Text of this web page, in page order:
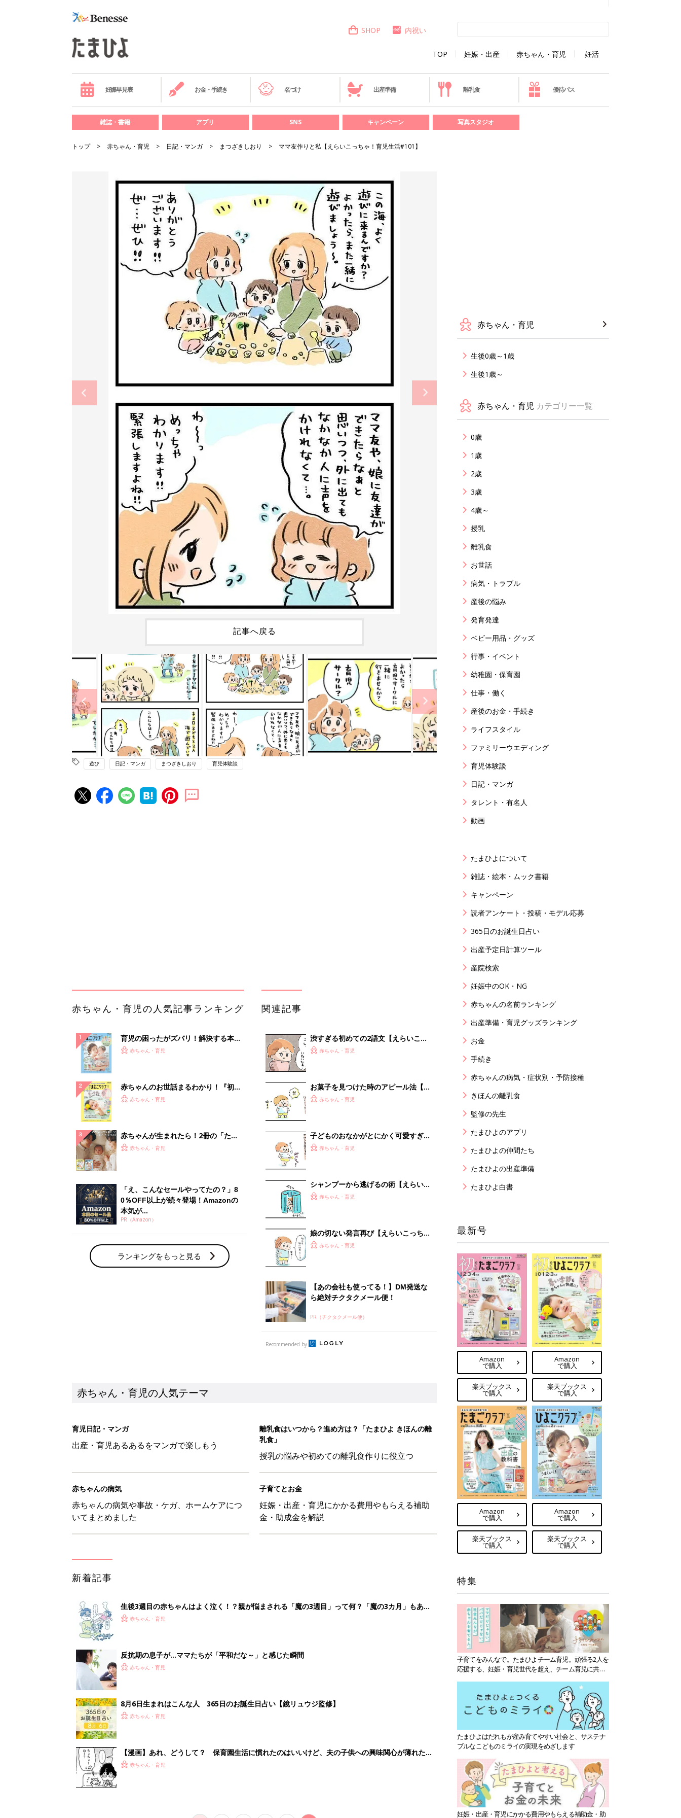
TOP 妊娠・出産 赤ちゃん・育児 妊活
SHOP 内祝い
妊娠早見表 お金・手続き 名づけ 出産準備 離乳食 優待パス
雑誌・書籍 アプリ SNS キャンペーン 写真スタジオ
トップ 赤ちゃん・育児 日記・マンガ まつざきしおり ママ友作りと私【えらいこっちゃ！育児生活#101】
記事へ戻る
遊び 日記・マンガ まつざきしおり 育児体験談
0％OFF以上が続々登場！Amazonの
本気が...
PR（Amazon）
ランキングをもっと見る
PR（チクタクメール便）
赤ちゃん・育児の人気テーマ
育児日記・マンガ
離乳食はいつから？進め方は？「たまひよ きほんの離
授乳の悩みや初めての離乳食作りに役立つ
子育てとお金
妊娠・出産・育児にかかる費用やもらえる補助
金・助成金を解説
生後3週目の赤ちゃんはよく泣く！？親が悩まされる「魔の3週目」って何？「魔の3カ月」もある
って本当？【専門家】
赤ちゃん・育児
反抗期の息子が...ママたちが「平和だな～」と感じた瞬間
赤ちゃん・育児
8月6日生まれはこんな人 365日のお誕生日占い【鏡リュウジ監修】
1 2 3 4 5
赤ちゃん・育児
生後0歳～1歳
生後1歳～
赤ちゃん・育児 カテゴリー一覧
0歳
1歳
2歳
3歳
4歳～
授乳
離乳食
お世話
病気・トラブル
産後の悩み
発育発達
ベビー用品・グッズ
行事・イベント
幼稚園・保育園
仕事・働く
産後のお金・手続き
ライフスタイル
ファミリーウエディング
育児体験談
日記・マンガ
タレント・有名人
動画
たまひよについて
雑誌・絵本・ムック書籍
キャンペーン
読者アンケート・投稿・モデル応募
365日のお誕生日占い
出産予定日計算ツール
産院検索
妊娠中のOK・NG
赤ちゃんの名前ランキング
出産準備・育児グッズランキング
お金
手続き
赤ちゃんの病気・症状別・予防接種
きほんの離乳食
監修の先生
たまひよのアプリ
たまひよの仲間たち
たまひよの出産準備
たまひよ白書
最新号
Amazon
で購入
楽天ブックス
で購入
Amazon
で購入
楽天ブックス
で購入
Amazon
で購入
楽天ブックス
で購入
Amazon
で購入
楽天ブックス
で購入
特集
子育てをみんなで。たまひよチーム育児。頑張る2人を
応援する、妊娠・育児世代を超え、チーム育児に共感
たまひよはだれもが産み育てやすい社会と、サステナ
ブルなこどものミライの実現をめざします
妊娠・出産・育児にかかる費用やもらえる補助金・助